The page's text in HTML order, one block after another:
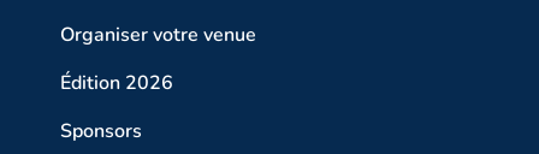
Organiser votre venue
Édition 2026
Sponsors